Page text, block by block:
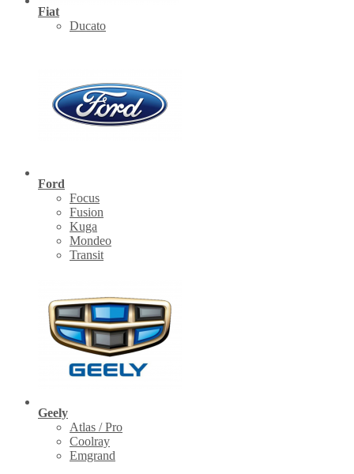
Fiat
Ducato
Ford
Focus
Fusion
Kuga
Mondeo
Transit
Geely
Atlas / Pro
Coolray
Emgrand